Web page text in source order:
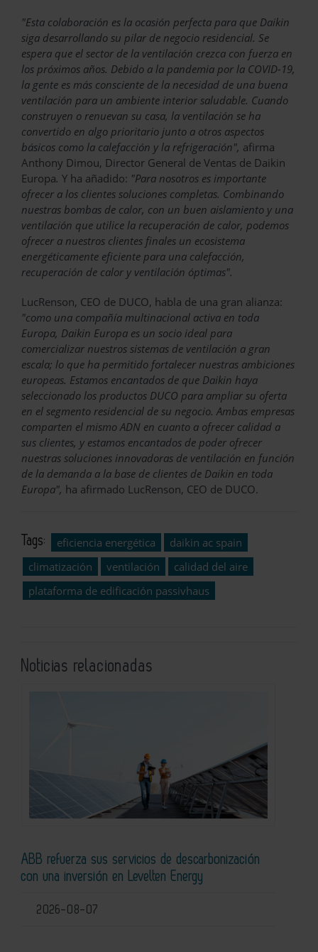
"Esta colaboración es la ocasión perfecta para que Daikin
siga desarrollando su pilar de negocio residencial. Se
espera que el sector de la ventilación crezca con fuerza en
los próximos años. Debido a la pandemia por la COVID-19,
la gente es más consciente de la necesidad de una buena
ventilación para un ambiente interior saludable. Cuando
construyen o renuevan su casa, la ventilación se ha
convertido en algo prioritario junto a otros aspectos
básicos como la calefacción y la refrigeración", afirma
Anthony Dimou, Director General de Ventas de Daikin
Europa. Y ha añadido: "Para nosotros es importante
ofrecer a los clientes soluciones completas. Combinando
nuestras bombas de calor, con un buen aislamiento y una
ventilación que utilice la recuperación de calor, podemos
ofrecer a nuestros clientes finales un ecosistema
energéticamente eficiente para una calefacción,
recuperación de calor y ventilación óptimas".
LucRenson, CEO de DUCO, habla de una gran alianza:
"como una compañía multinacional activa en toda
Europa, Daikin Europa es un socio ideal para
comercializar nuestros sistemas de ventilación a gran
escala; lo que ha permitido fortalecer nuestras ambiciones
europeas. Estamos encantados de que Daikin haya
seleccionado los productos DUCO para ampliar su oferta
en el segmento residencial de su negocio. Ambas empresas
comparten el mismo ADN en cuanto a ofrecer calidad a
sus clientes, y estamos encantados de poder ofrecer
nuestras soluciones innovadoras de ventilación en función
de la demanda a la base de clientes de Daikin en toda
Europa", ha afirmado LucRenson, CEO de DUCO.
Tags: eficiencia energética
daikin ac spain
climatización
ventilación
calidad del aire
plataforma de edificación passivhaus
Noticias relacionadas
ABB refuerza sus servicios de descarbonización
con una inversión en Levelten Energy
2026-08-07